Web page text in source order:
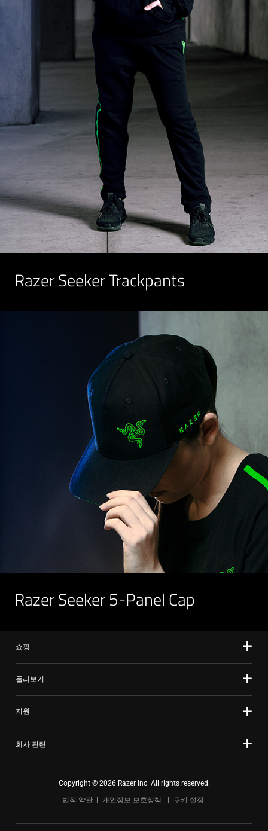
Razer Seeker Trackpants
Razer Seeker 5-Panel Cap
쇼핑
둘러보기
지원
회사 관련
Copyright © 2026 Razer Inc. All rights reserved.
법적 약관
개인정보 보호정책 쿠키 설정